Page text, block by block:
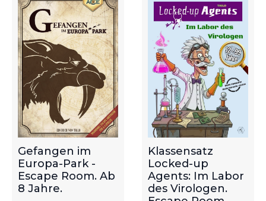
Gefangen im
Europa-Park -
Escape Room. Ab
8 Jahre.
Klassensatz
Locked-up
Agents: Im Labor
des Virologen.